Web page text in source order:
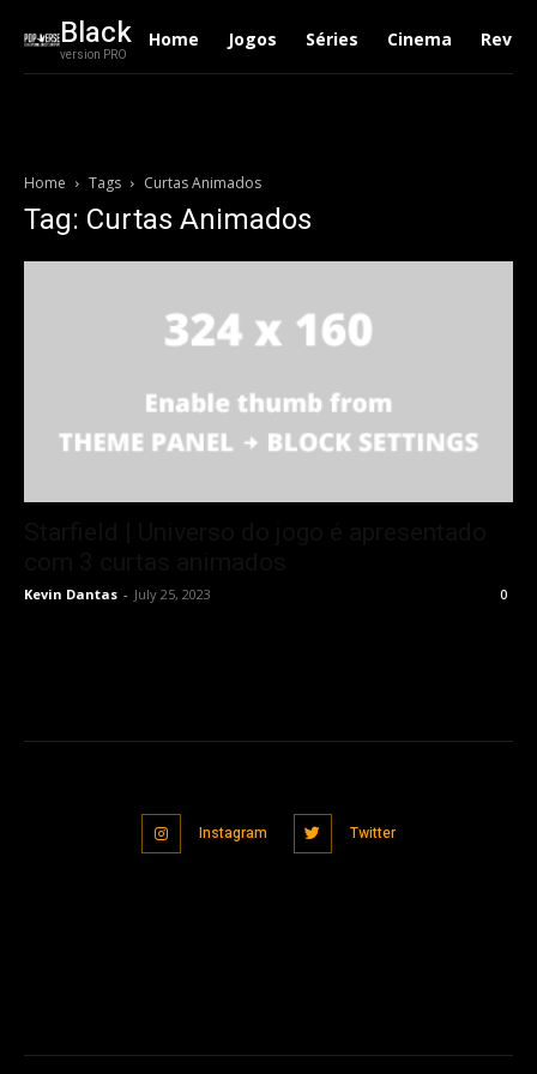
Black
version PRO
Home Jogos Séries Cinema
Home Tags Curtas Animados
Tag: Curtas Animados
Kevin Dantas - July 25, 2023 0
Instagram Twitter